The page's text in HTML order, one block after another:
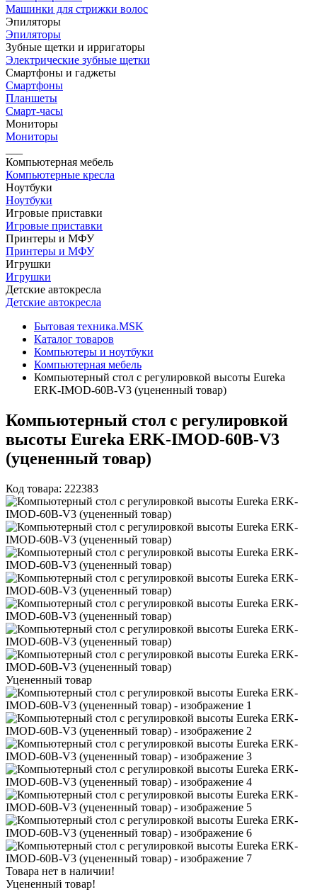
Машинки для стрижки волос
Эпиляторы
Эпиляторы
Зубные щетки и ирригаторы
Электрические зубные щетки
Смартфоны и гаджеты
Смартфоны
Планшеты
Смарт-часы
Мониторы
Мониторы
Компьютерная мебель
Компьютерные кресла
Ноутбуки
Ноутбуки
Игровые приставки
Игровые приставки
Принтеры и МФУ
Принтеры и МФУ
Игрушки
Игрушки
Детские автокресла
Детские автокресла
Бытовая техника.MSK
Каталог товаров
Компьютеры и ноутбуки
Компьютерная мебель
Компьютерный стол с регулировкой высоты Eureka
ERK-IMOD-60B-V3 (уцененный товар)
Компьютерный стол с регулировкой
высоты Eureka ERK-IMOD-60B-V3
(уцененный товар)
Код товара: 222383
Уцененный товар
Товара нет в наличии!
Уцененный товар!